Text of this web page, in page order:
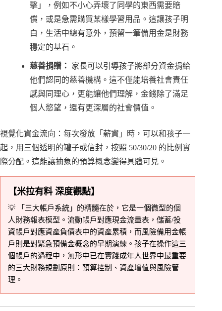
擊」，例如不小心弄壞了同學的東西需要賠
償，或是急需購買某樣學習用品。這讓孩子明
白，生活中總有意外，預留一筆備用金是財務
穩定的基石。
慈善捐贈：
家長可以引導孩子將部分資金捐給
他們認同的慈善機構。這不僅能培養社會責任
感與同理心，更能讓他們理解，金錢除了滿足
個人慾望，還有更深層的社會價值。
視覺化資金流向：每次發放「薪資」時，可以和孩子一
起，用三個透明的罐子或信封，按照 50/30/20 的比例實
際分配。這能讓抽象的預算概念變得具體可見。
【米拉有料 深度觀點】
💡 「三大帳戶系統」的精髓在於，它是一個微型的個
人財務報表模型。流動帳戶對應現金流量表，儲蓄/投
資帳戶對應資產負債表中的資產累積，而風險備用金帳
戶則是對緊急預備金概念的早期演練。孩子在操作這三
個帳戶的過程中，無形中已在實踐成年人世界中最重要
的三大財務規劃原則：預算控制、資產增值與風險管
理。